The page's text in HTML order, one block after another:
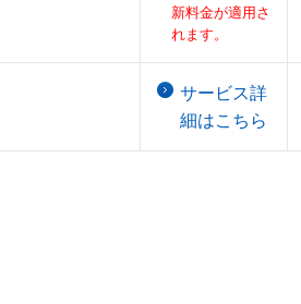
新料金が適用さ
れます。
サービス詳
細はこちら